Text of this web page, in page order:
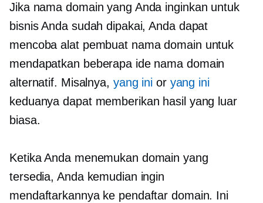
Jika nama domain yang Anda inginkan untuk
bisnis Anda sudah dipakai, Anda dapat
mencoba alat pembuat nama domain untuk
mendapatkan beberapa ide nama domain
alternatif. Misalnya, yang ini or yang ini
keduanya dapat memberikan hasil yang luar
biasa.
Ketika Anda menemukan domain yang
tersedia, Anda kemudian ingin
mendaftarkannya ke pendaftar domain. Ini